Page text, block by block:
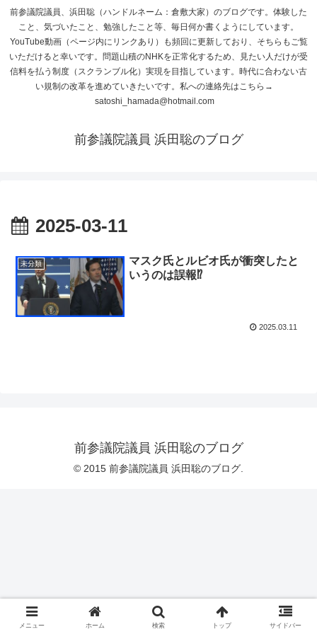
前参議院議員、浜田聡（ハンドルネーム：倉敷大家）のブログです。体験した
こと、気づいたこと、勉強したこと等、毎日何か書くようにしています。
YouTube動画（ページ内にリンクあり）も頻回に更新しており、そちらもご覧
いただけると幸いです。問題山積のNHKを正常化するため、見たい人だけが受
信料を払う制度（スクランブル化）実現を目指しています。時代に合わない古
い規制の改革を進めていきたいです。私への連絡先はこちら→
satoshi_hamada@hotmail.com
前参議院議員 浜田聡のブログ
2025-03-11
未分類
マスク氏とルビオ氏が衝突したと
いうのは誤報⁉
2025.03.11
前参議院議員 浜田聡のブログ
© 2015 前参議院議員 浜田聡のブログ.
メニュー ホーム 検索 トップ サイドバー